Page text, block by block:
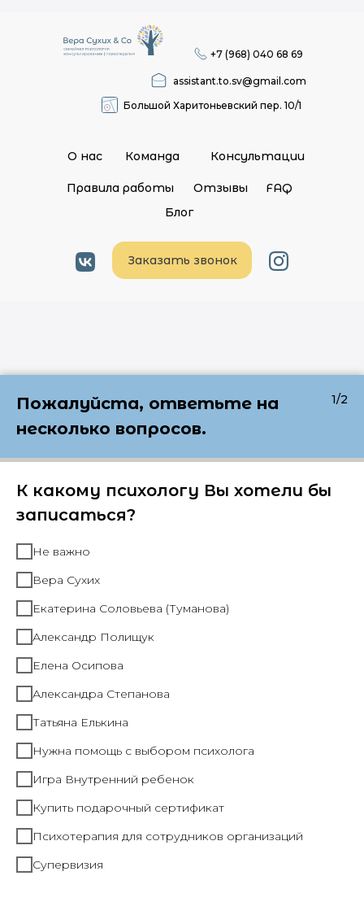
О нас Консультации
Правила работы Отзывы FAQ
Большой Харитоньевский пер. 10/1
+7 (968) 040 68 69
Заказать звонок
Блог
assistant.to.sv@gmail.com
Команда
Пожалуйста, ответьте на
несколько вопросов.
1/2
К какому психологу Вы хотели бы
записаться?
Не важно
Вера Сухих
Екатерина Соловьева (Туманова)
Александр Полищук
Елена Осипова
Александра Степанова
Татьяна Елькина
Нужна помощь с выбором психолога
Игра Внутренний ребенок
Купить подарочный сертификат
Психотерапия для сотрудников организаций
Супервизия